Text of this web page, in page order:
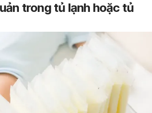
trong tủ lạnh hoặc tủ